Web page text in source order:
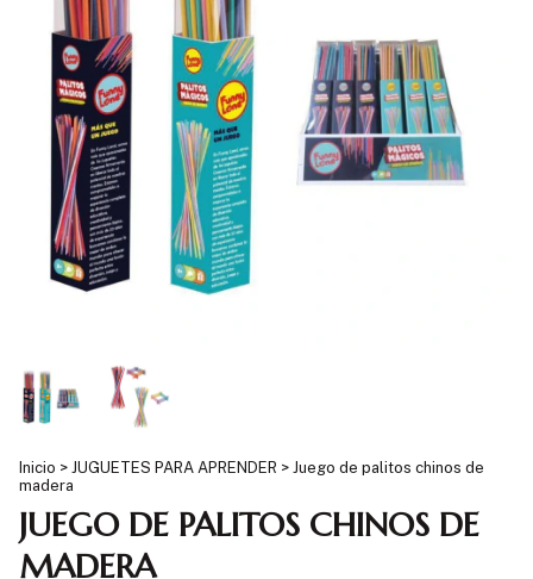
Inicio > JUGUETES PARA APRENDER > Juego de palitos chinos de
madera
JUEGO DE PALITOS CHINOS DE
MADERA